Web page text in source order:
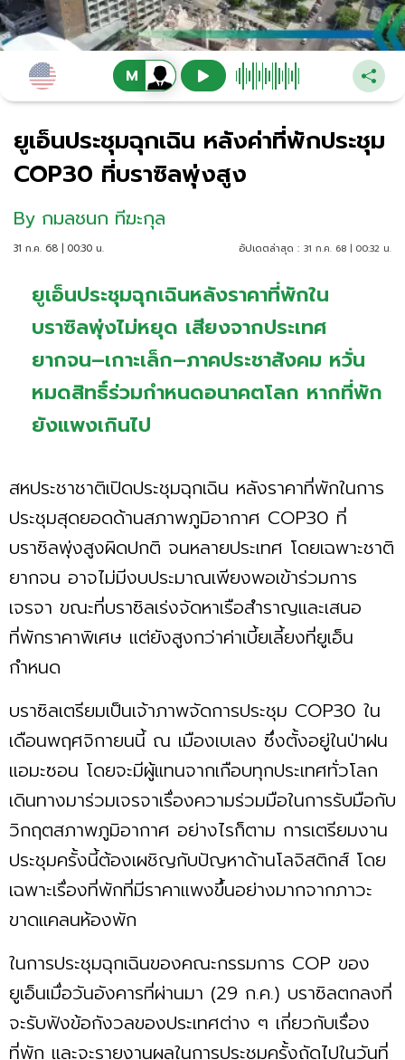
ยูเอ็นประชุมฉุกเฉิน หลังค่าที่พักประชุม
COP30 ที่บราซิลพุ่งสูง
By กมลชนก ทีฆะกุล
31 ก.ค. 68 | 00:30 น. อัปเดตล่าสุด : 31 ก.ค. 68 | 00:32 น.
ยูเอ็นประชุมฉุกเฉินหลังราคาที่พักใน
บราซิลพุ่งไม่หยุด เสียงจากประเทศ
ยากจน–เกาะเล็ก–ภาคประชาสังคม หวั่น
หมดสิทธิ์ร่วมกำหนดอนาคตโลก หากที่พัก
ยังแพงเกินไป
สหประชาชาติเปิดประชุมฉุกเฉิน หลังราคาที่พักในการ
ประชุมสุดยอดด้านสภาพภูมิอากาศ COP30 ที่
บราซิลพุ่งสูงผิดปกติ จนหลายประเทศ โดยเฉพาะชาติ
ยากจน อาจไม่มีงบประมาณเพียงพอเข้าร่วมการ
เจรจา ขณะที่บราซิลเร่งจัดหาเรือสำราญและเสนอ
ที่พักราคาพิเศษ แต่ยังสูงกว่าค่าเบี้ยเลี้ยงที่ยูเอ็น
กำหนด
บราซิลเตรียมเป็นเจ้าภาพจัดการประชุม COP30 ใน
เดือนพฤศจิกายนนี้ ณ เมืองเบเลง ซึ่งตั้งอยู่ในป่าฝน
แอมะซอน โดยจะมีผู้แทนจากเกือบทุกประเทศทั่วโลก
เดินทางมาร่วมเจรจาเรื่องความร่วมมือในการรับมือกับ
วิกฤตสภาพภูมิอากาศ อย่างไรก็ตาม การเตรียมงาน
ประชุมครั้งนี้ต้องเผชิญกับปัญหาด้านโลจิสติกส์ โดย
เฉพาะเรื่องที่พักที่มีราคาแพงขึ้นอย่างมากจากภาวะ
ขาดแคลนห้องพัก
ในการประชุมฉุกเฉินของคณะกรรมการ COP ของ
ยูเอ็นเมื่อวันอังคารที่ผ่านมา (29 ก.ค.) บราซิลตกลงที่
จะรับฟังข้อกังวลของประเทศต่าง ๆ เกี่ยวกับเรื่อง
ที่พัก และจะรายงานผลในการประชุมครั้งถัดไปในวันที่